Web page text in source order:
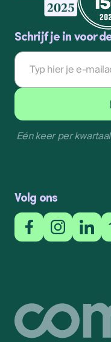
Schrijf je in voor
E-
mailadres
Eén keer per
Volg ons